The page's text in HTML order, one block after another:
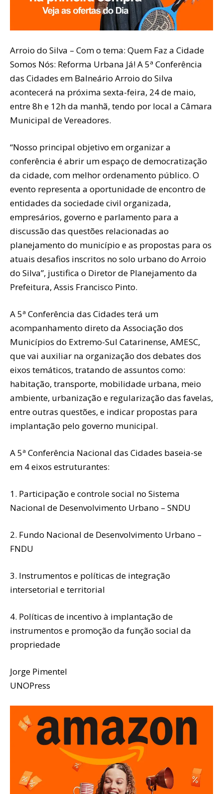
Arroio do Silva – Com o tema: Quem Faz a Cidade
Somos Nós: Reforma Urbana Já! A 5ª Conferência
das Cidades em Balneário Arroio do Silva
acontecerá na próxima sexta-feira, 24 de maio,
entre 8h e 12h da manhã, tendo por local a Câmara
Municipal de Vereadores.
“Nosso principal objetivo em organizar a
conferência é abrir um espaço de democratização
da cidade, com melhor ordenamento público. O
evento representa a oportunidade de encontro de
entidades da sociedade civil organizada,
empresários, governo e parlamento para a
discussão das questões relacionadas ao
planejamento do município e as propostas para os
atuais desafios inscritos no solo urbano do Arroio
do Silva”, justifica o Diretor de Planejamento da
Prefeitura, Assis Francisco Pinto.
A 5ª Conferência das Cidades terá um
acompanhamento direto da Associação dos
Municípios do Extremo-Sul Catarinense, AMESC,
que vai auxiliar na organização dos debates dos
eixos temáticos, tratando de assuntos como:
habitação, transporte, mobilidade urbana, meio
ambiente, urbanização e regularização das favelas,
entre outras questões, e indicar propostas para
implantação pelo governo municipal.
A 5ª Conferência Nacional das Cidades baseia-se
em 4 eixos estruturantes:
1. Participação e controle social no Sistema
Nacional de Desenvolvimento Urbano – SNDU
2. Fundo Nacional de Desenvolvimento Urbano –
FNDU
3. Instrumentos e políticas de integração
intersetorial e territorial
4. Políticas de incentivo à implantação de
instrumentos e promoção da função social da
propriedade
Jorge Pimentel
UNOPress